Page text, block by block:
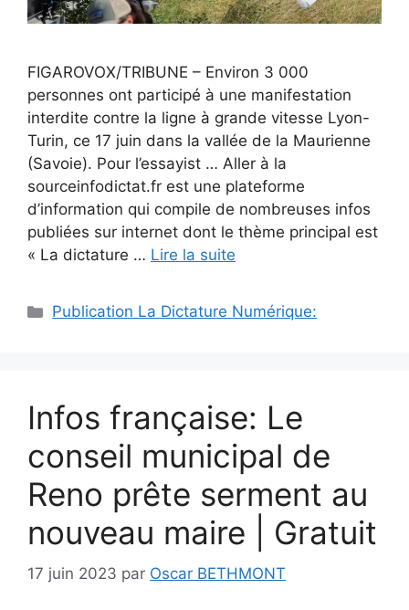
FIGAROVOX/TRIBUNE – Environ 3 000
personnes ont participé à une manifestation
interdite contre la ligne à grande vitesse Lyon-
Turin, ce 17 juin dans la vallée de la Maurienne
(Savoie). Pour l’essayist … Aller à la
sourceinfodictat.fr est une plateforme
d’information qui compile de nombreuses infos
publiées sur internet dont le thème principal est
« La dictature … Lire la suite
Catégories
Publication La Dictature Numérique:
Infos française: Le
conseil municipal de
Reno prête serment au
nouveau maire | Gratuit
17 juin 2023 par Oscar BETHMONT